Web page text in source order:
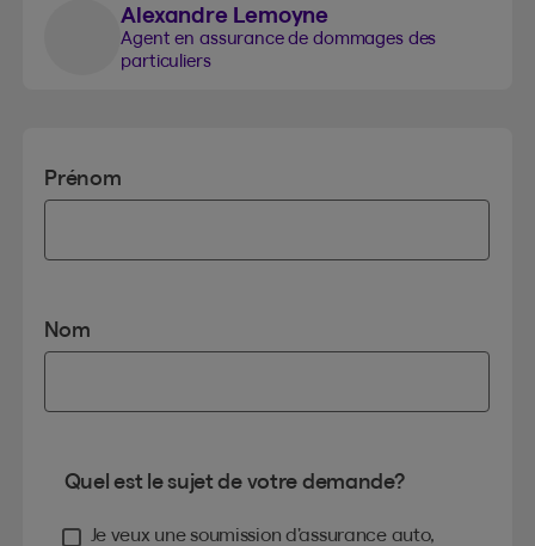
Alexandre Lemoyne
Agent en assurance de dommages des
particuliers
Prénom
Nom
Quel est le sujet de votre demande?
Je veux une soumission d’assurance auto,